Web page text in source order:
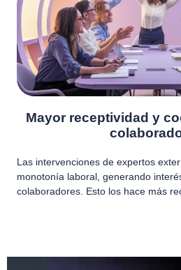
Mayor receptividad y
Las intervenciones de expertos
monotonía laboral, generando
colaboradores. Esto los hace más